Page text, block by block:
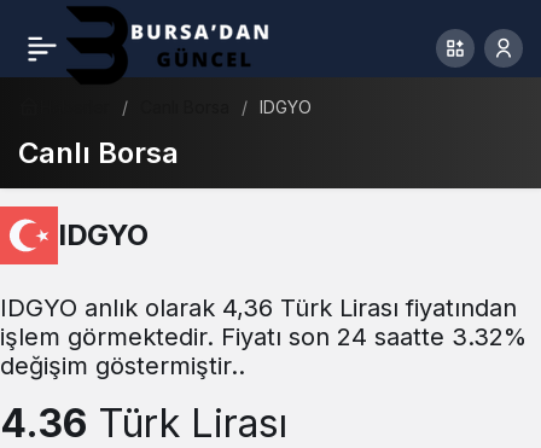
IDGYO
Canlı Borsa
IDGYO
IDGYO anlık olarak 4,36 Türk Lirası fiyatından
işlem görmektedir. Fiyatı son 24 saatte 3.32%
değişim göstermiştir..
4.36 Türk Lirası